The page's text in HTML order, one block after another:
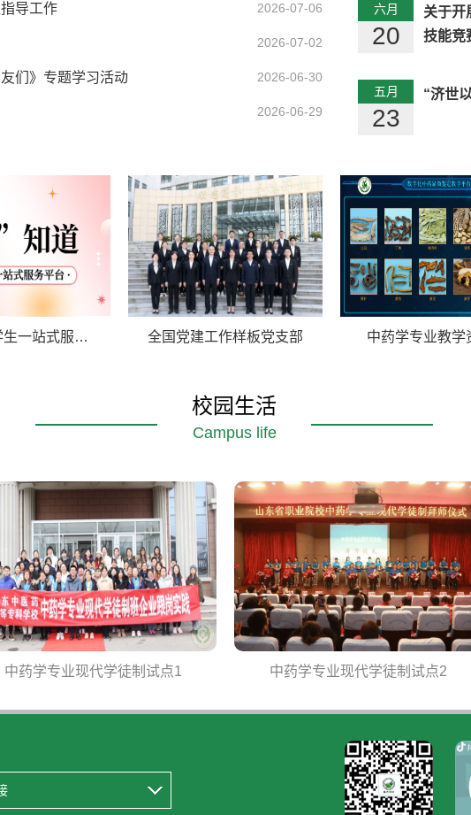
导工作 2026-07-06
2026-07-02
们》专题学习活动 2026-06-30
2026-06-29
六月
20
关于开
技能竞
五月
23
“济世
生一站式服… 全国党建工作样板党支部 中药学专业教学
校园生活
Campus life
中药学专业现代学徒制试点2 中药传统技能大